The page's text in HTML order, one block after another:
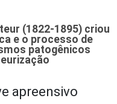
(1822-1895) criou
e o processo de
patogênicos
apreensivo